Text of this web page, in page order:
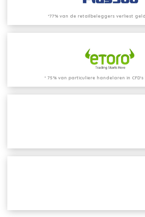
*77% van de retailbeleggers verliest geld
* 75% van particuliere handelaren in